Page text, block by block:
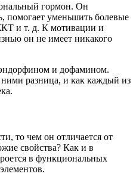
гормон. Он
помогает уменьшить болевые
и т. д. К мотивации и
он не имеет никакого
и дофамином.
разница, и как каждый из
то чем он отличается от
свойства? Как и в
в функциональных